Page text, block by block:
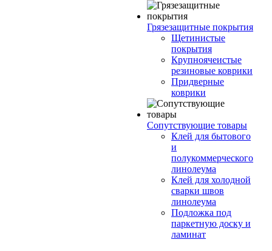
Грязезащитные покрытия
Щетинистые
покрытия
Крупноячеистые
резиновые коврики
Придверные
коврики
Сопутствующие товары
Клей для бытового
и
полукоммерческого
линолеума
Клей для холодной
сварки швов
линолеума
Подложка под
паркетную доску и
ламинат